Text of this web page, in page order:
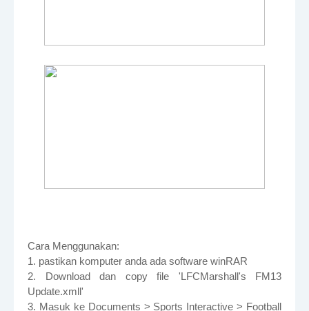
Cara Menggunakan:
1. pastikan komputer anda ada software winRAR
2. Download dan copy file 'LFCMarshall's FM13
Update.xmll'
3. Masuk ke Documents > Sports Interactive > Football